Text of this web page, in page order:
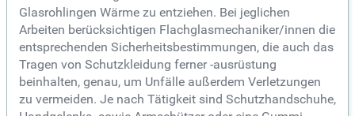
Glasrohlingen Wärme zu entziehen. Bei jeglichen
Arbeiten berücksichtigen Flachglasmechaniker/innen die
entsprechenden Sicherheitsbestimmungen, die auch das
Tragen von Schutzkleidung ferner -ausrüstung
beinhalten, genau, um Unfälle außerdem Verletzungen
zu vermeiden. Je nach Tätigkeit sind Schutzhandschuhe,